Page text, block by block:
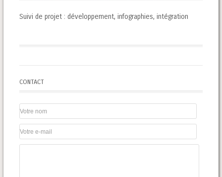
Suivi de projet : développement, infographies, intégration
CONTACT